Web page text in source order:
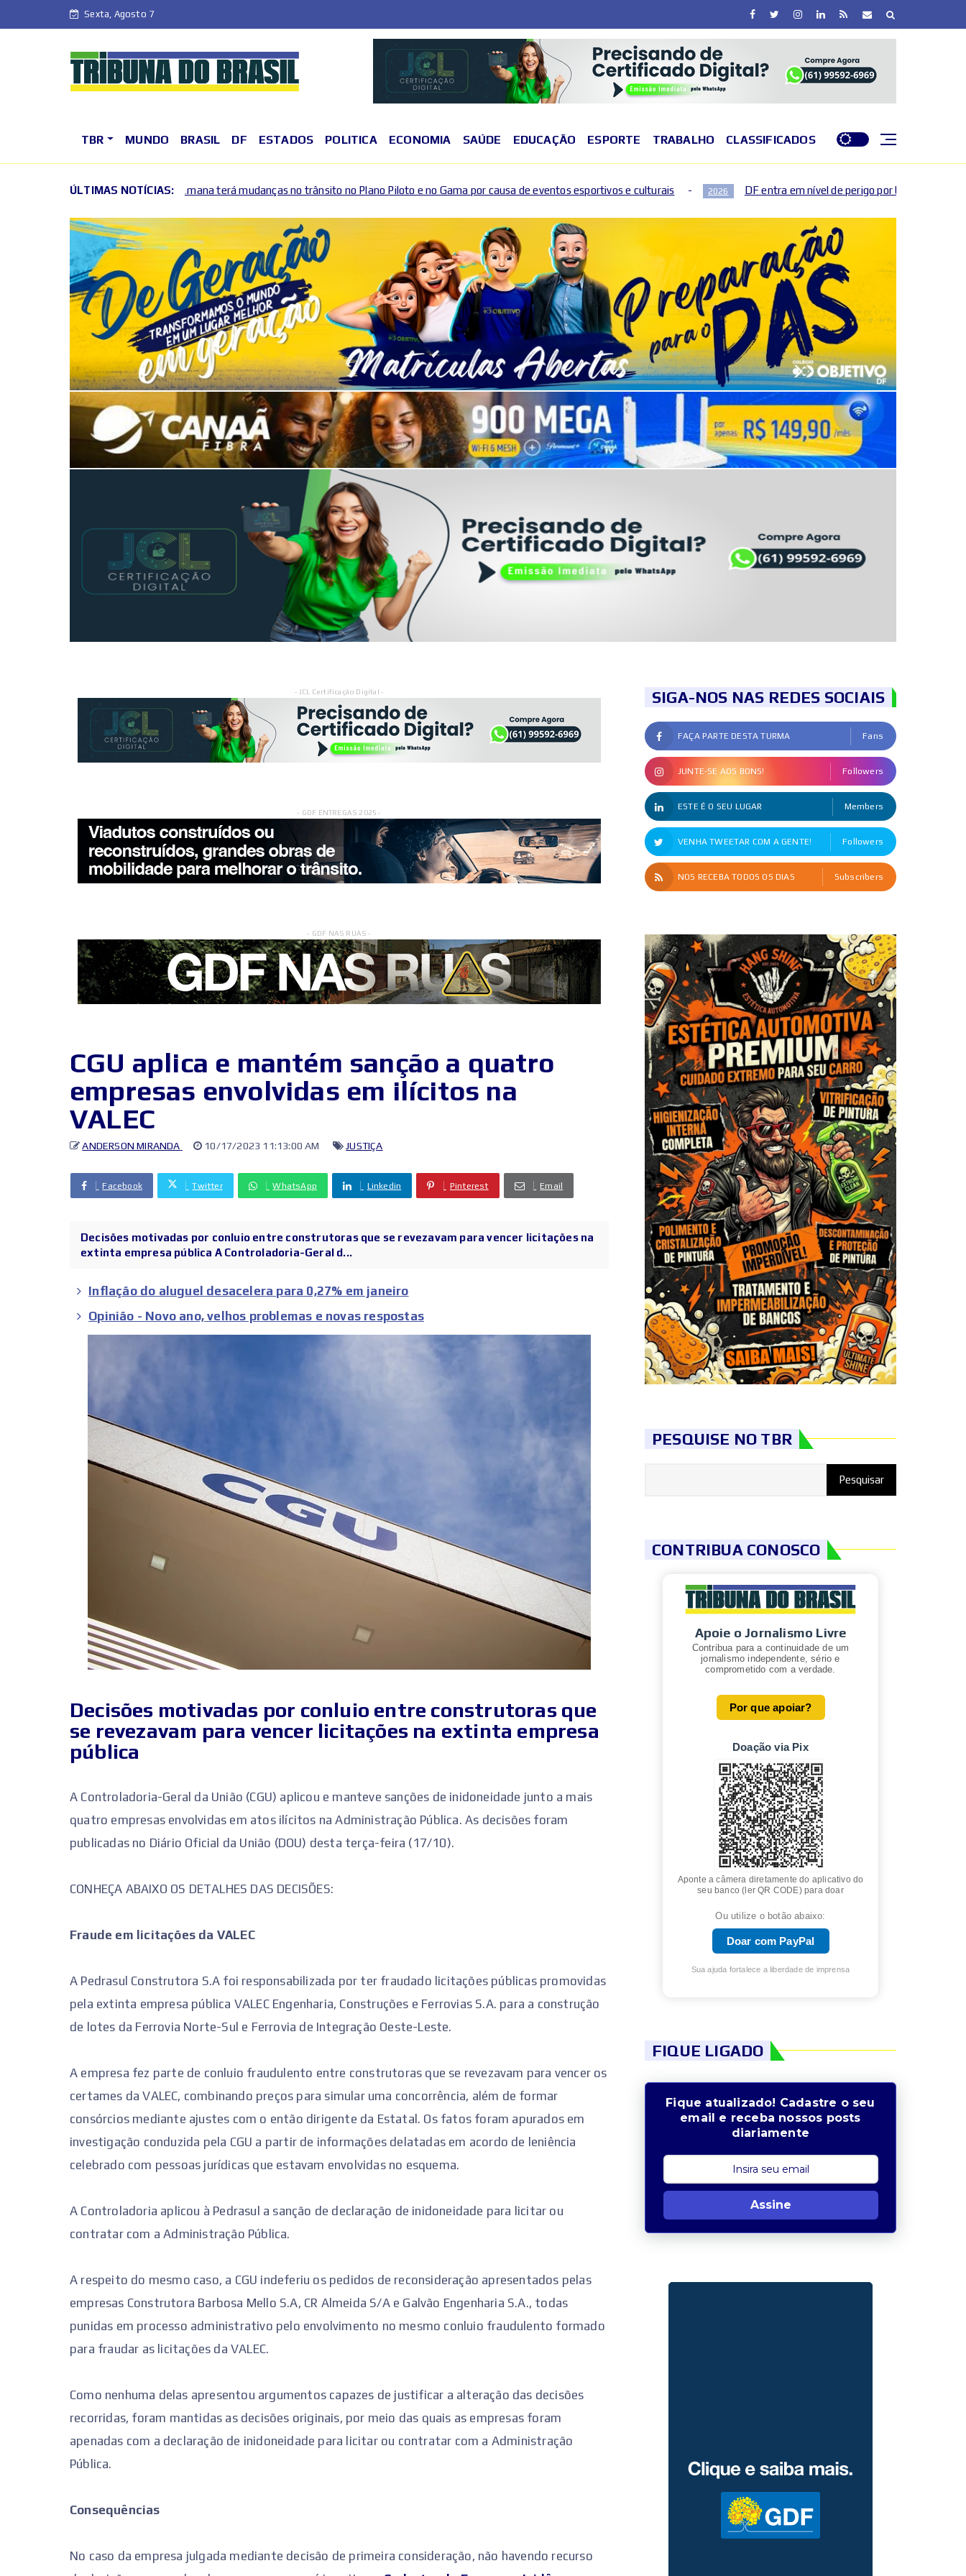
Sexta, Agosto 7
TBR MUNDO BRASIL DF ESTADOS POLITICA ECONOMIA SAÚDE EDUCAÇÃO ESPORTE TRABALHO CLASSIFICADOS
ÚLTIMAS NOTÍCIAS:
Fim de semana terá mudanças no trânsito no Plano Piloto e no Gama por causa de eventos esportivos e culturais 2026 DF entra em nível de perigo por baixa umidade do ar nesta quinta (30)
- JCL Certificação Digital -
- GDF ENTREGAS 2025 -
- GDF NAS RUAS -
CGU aplica e mantém sanção a quatro
empresas envolvidas em ilícitos na
VALEC
ANDERSON MIRANDA 10/17/2023 11:13:00 AM JUSTIÇA
Facebook Twitter WhatsApp Linkedin Pinterest Email
Decisões motivadas por conluio entre construtoras que se revezavam para vencer licitações na
extinta empresa pública A Controladoria-Geral d...
Inflação do aluguel desacelera para 0,27% em janeiro
Opinião - Novo ano, velhos problemas e novas respostas
Decisões motivadas por conluio entre construtoras que
se revezavam para vencer licitações na extinta empresa
pública
A Controladoria-Geral da União (CGU) aplicou e manteve sanções de inidoneidade junto a mais
quatro empresas envolvidas em atos ilícitos na Administração Pública. As decisões foram
publicadas no Diário Oficial da União (DOU) desta terça-feira (17/10).
CONHEÇA ABAIXO OS DETALHES DAS DECISÕES:
Fraude em licitações da VALEC
A Pedrasul Construtora S.A foi responsabilizada por ter fraudado licitações públicas promovidas
pela extinta empresa pública VALEC Engenharia, Construções e Ferrovias S.A. para a construção
de lotes da Ferrovia Norte-Sul e Ferrovia de Integração Oeste-Leste.
A empresa fez parte de conluio fraudulento entre construtoras que se revezavam para vencer os
certames da VALEC, combinando preços para simular uma concorrência, além de formar
consórcios mediante ajustes com o então dirigente da Estatal. Os fatos foram apurados em
investigação conduzida pela CGU a partir de informações delatadas em acordo de leniência
celebrado com pessoas jurídicas que estavam envolvidas no esquema.
A Controladoria aplicou à Pedrasul a sanção de declaração de inidoneidade para licitar ou
contratar com a Administração Pública.
A respeito do mesmo caso, a CGU indeferiu os pedidos de reconsideração apresentados pelas
empresas Construtora Barbosa Mello S.A, CR Almeida S/A e Galvão Engenharia S.A., todas
punidas em processo administrativo pelo envolvimento no mesmo conluio fraudulento formado
para fraudar as licitações da VALEC.
Como nenhuma delas apresentou argumentos capazes de justificar a alteração das decisões
recorridas, foram mantidas as decisões originais, por meio das quais as empresas foram
apenadas com a declaração de inidoneidade para licitar ou contratar com a Administração
Pública.
Consequências
No caso da empresa julgada mediante decisão de primeira consideração, não havendo recurso
SIGA-NOS NAS REDES SOCIAIS
FAÇA PARTE DESTA TURMA Fans
JUNTE-SE AOS BONS! Followers
ESTE É O SEU LUGAR Members
VENHA TWEETAR COM A GENTE! Followers
NOS RECEBA TODOS OS DIAS Subscribers
PESQUISE NO TBR
CONTRIBUA CONOSCO
Apoie o Jornalismo Livre
Contribua para a continuidade de um
jornalismo independente, sério e
comprometido com a verdade.
Por que apoiar?
Doação via Pix
Aponte a câmera diretamente do aplicativo do
seu banco (ler QR CODE) para doar
Ou utilize o botão abaixo:
Doar com PayPal
Sua ajuda fortalece a liberdade de imprensa
FIQUE LIGADO
Fique atualizado! Cadastre o seu
email e receba nossos posts
diariamente
Assine